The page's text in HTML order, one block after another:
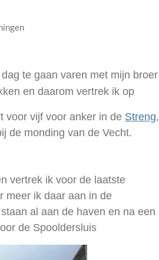
te gaan varen met mijn broer
en daarom vertrek ik op
voor vijf voor anker in de Streng,
de monding van de Vecht.
vertrek ik voor de laatste
meer ik daar aan in de
al aan de haven en na een
de Spooldersluis